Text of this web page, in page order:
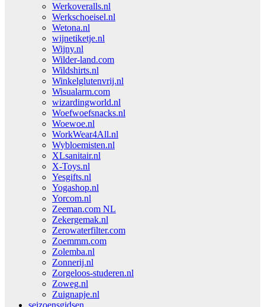
Werkoveralls.nl
Werkschoeisel.nl
Wetona.nl
wijnetiketje.nl
Wijny.nl
Wilder-land.com
Wildshirts.nl
Winkelglutenvrij.nl
Wisualarm.com
wizardingworld.nl
Woefwoefsnacks.nl
Woewoe.nl
WorkWear4All.nl
Wybloemisten.nl
XLsanitair.nl
X-Toys.nl
Yesgifts.nl
Yogashop.nl
Yorcom.nl
Zeeman.com NL
Zekergemak.nl
Zerowaterfilter.com
Zoemmm.com
Zolemba.nl
Zonnerij.nl
Zorgeloos-studeren.nl
Zoweg.nl
Zuignapje.nl
seizoensgidsen